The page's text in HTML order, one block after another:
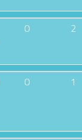
0 2
0 1